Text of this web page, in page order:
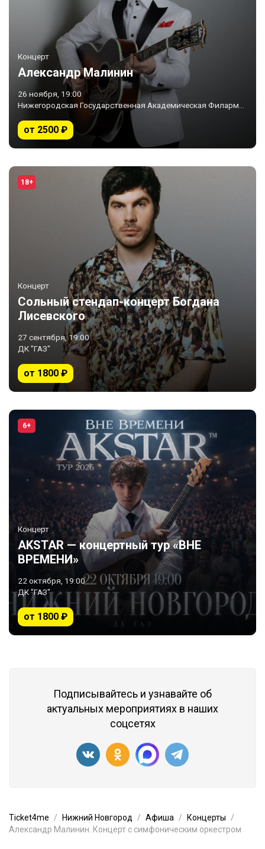
Концерт
Александр Малинин
26 ноября, 19:00
от 2500 ₽
18+
Концерт
Сольный стендап-концерт Богдана
Лисевского
27 сентября, 19:00
ДК "ГАЗ"
от 1800 ₽
6+
Концерт
AKSTAR — концертный тур «ВНЕ
ВРЕМЕНИ»
22 октября, 19:00
ДК "ГАЗ"
от 1800 ₽
Подписывайтесь и узнавайте об
актуальных мероприятиях в наших
соцсетях
Ticket4me Нижний Новгород Афиша
Концерты
Александр Малинин. Концерт с симфоническим оркестром